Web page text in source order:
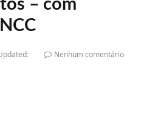
– com
Nenhum comentário